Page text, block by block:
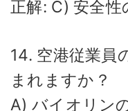
正解: C) 安全
14. 空港従業員
まれますか？
A) バイオリン